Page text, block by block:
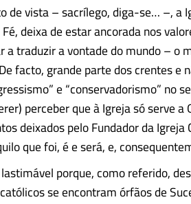
de vista – sacrílego, diga-se… –, a
deixa de estar ancorada nos
a traduzir a vontade do mundo – o
facto, grande parte dos crentes e
e “conservadorismo” no
perceber que à Igreja só serve
deixados pelo Fundador da
que foi, é e será, e,
porque, como referido,
se encontram órfãos de